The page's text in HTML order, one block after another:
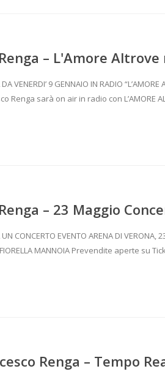
– L'Amore
VENERDI’ 9 GENNAIO IN RADIO
Renga sarà on air in radio con L’AMORE
– 23 Maggio
UN CONCERTO EVENTO ARENA DI
FIORELLA MANNOIA Prevendite aperte su
Renga – Tempo